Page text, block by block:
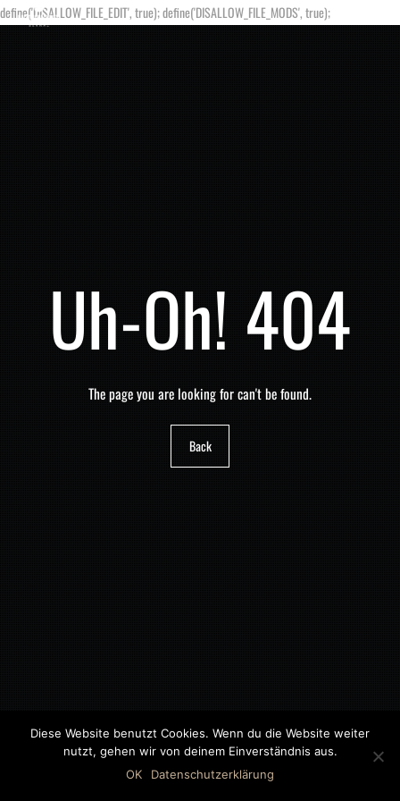
define('DISALLOW_FILE_EDIT', true); define('DISALLOW_FILE_MODS', true);
Uh-Oh! 404
The page you are looking for can't be found.
Back
©2018 MWB – MOTORWAGEN BERNAU GMBH
Diese Website benutzt Cookies. Wenn du die Website weiter
nutzt, gehen wir von deinem Einverständnis aus.
OK
Datenschutzerklärung